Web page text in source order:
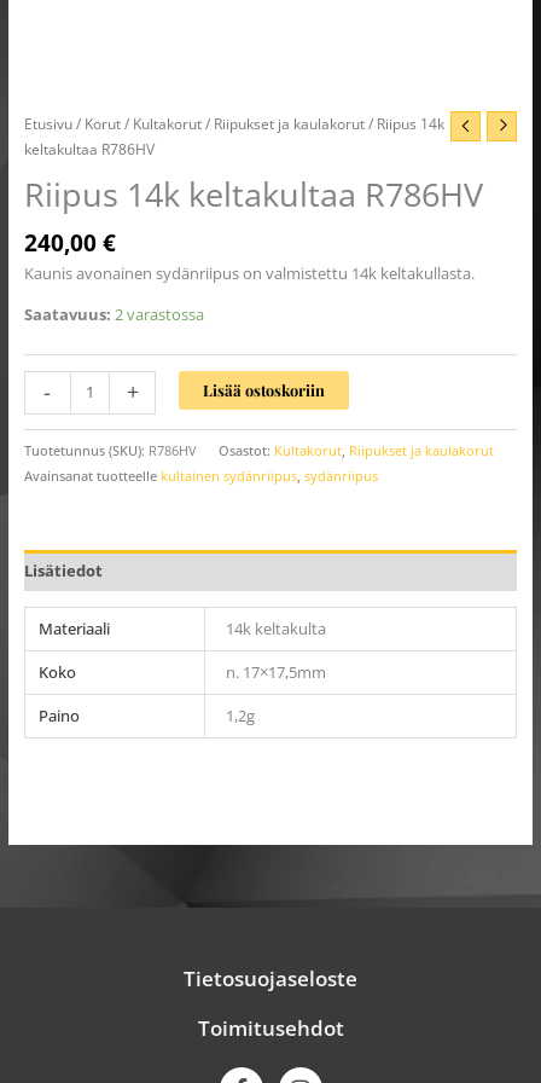
Etusivu/ Korut/ Kultakorut/ Riipukset ja kaulakorut/ Riipus 14k
keltakultaa R786HV
Riipus 14k keltakultaa R786HV
240,00€
Kaunis avonainen sydänriipus on valmistettu 14k keltakullasta.
Saatavuus: 2 varastossa
- + Lisää ostoskoriin
Tuotetunnus (SKU): R786HV Osastot: Kultakorut, Riipukset ja kaulakorut
Avainsanat tuotteelle kultainen sydänriipus, sydänriipus
Lisätiedot
Materiaali
14k keltakulta
Koko
n. 17×17,5mm
Paino
1,2g
Tietosuojaseloste
Toimitusehdot
F I